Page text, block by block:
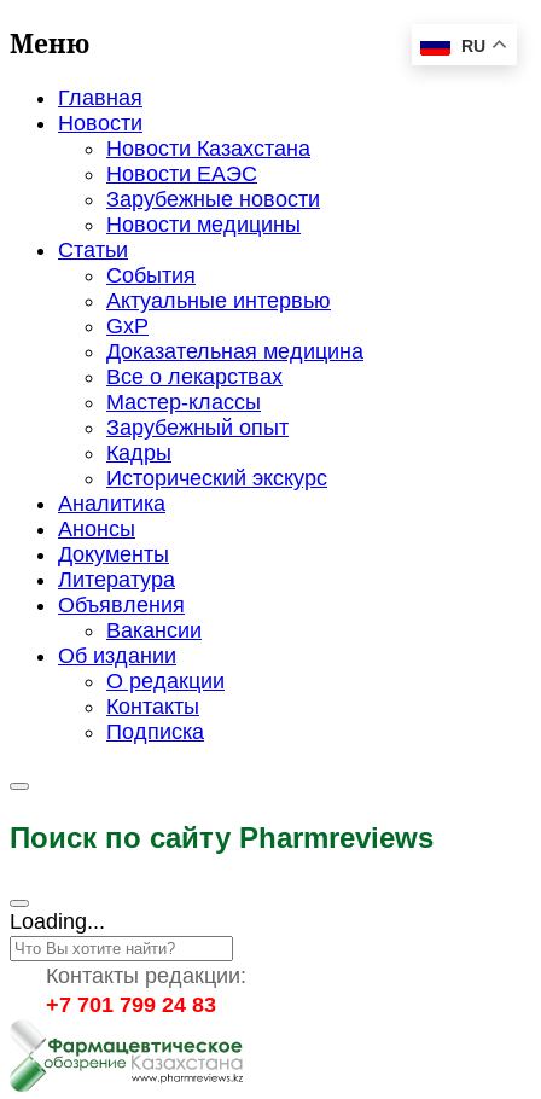
Меню
Главная
Новости
Новости Казахстана
Новости ЕАЭС
Зарубежные новости
Новости медицины
Статьи
События
Актуальные интервью
GxP
Доказательная медицина
Все о лекарствах
Мастер-классы
Зарубежный опыт
Кадры
Исторический экскурс
Аналитика
Анонсы
Документы
Литература
Объявления
Вакансии
Об издании
О редакции
Контакты
Подписка
Поиск по сайту Pharmreviews
Loading...
Контакты редакции:
+7 701 799 24 83
RU